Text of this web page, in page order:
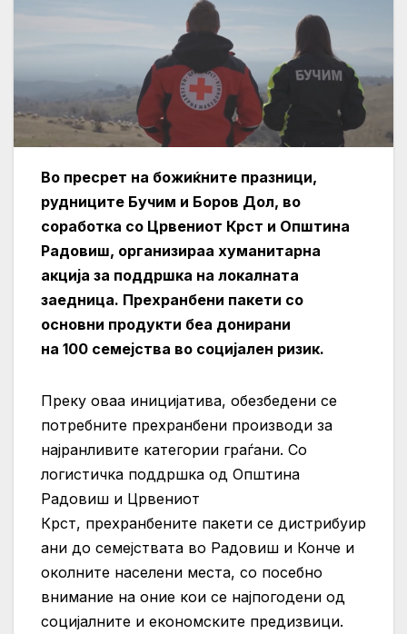
Во пресрет на божиќните празници,
рудниците Бучим и Боров Дол, во
соработка со Црвениот Крст и Општина
Радовиш, организираа хуманитарна
акција за поддршка на локалната
заедница. Прехранбени пакети со
основни продукти беа донирани
на 100 семејства во социјален ризик.
Преку оваа иницијатива, обезбедени се
потребните прехранбени производи за
најранливите категории граѓани. Со
логистичка поддршка од Општина
Радовиш и Црвениот
Крст, прехранбените пакети се дистрибуир
ани до семејствата во Радовиш и Конче и
околните населени места, со посебно
внимание на оние кои се најпогодени од
социјалните и економските предизвици.